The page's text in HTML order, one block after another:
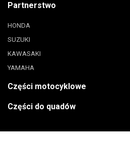
Partnerstwo
HONDA
SUZUKI
KAWASAKI
YAMAHA
Części motocyklowe
Części do quadów